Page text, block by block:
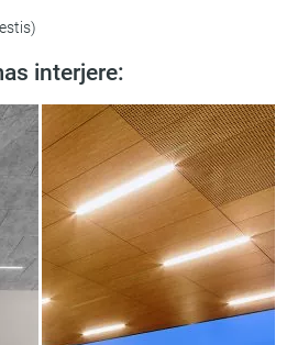
interjere: